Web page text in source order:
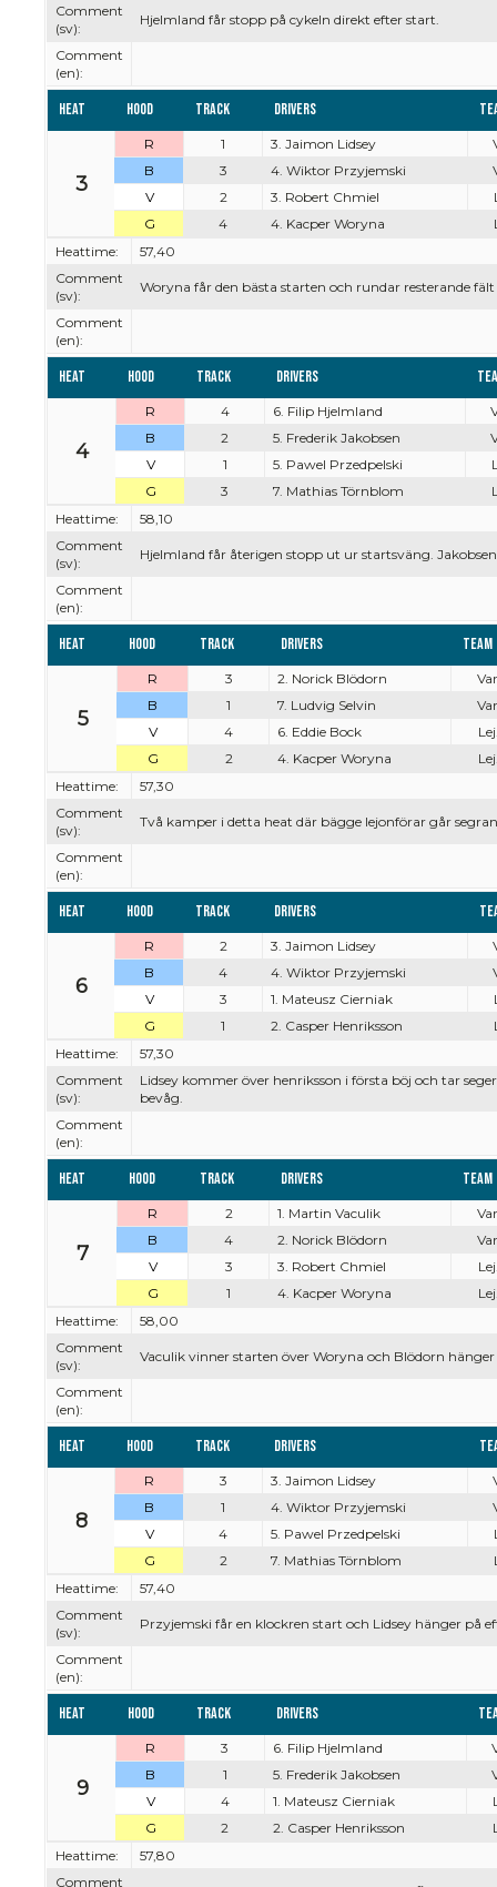
Comment
(sv):
Hjelmland får stopp på cykeln direkt efter start.
Comment
(en):
Heat Hood Track Drivers
3
R 1 3. Jaimon Lidsey
B
3 4. Wiktor Przyjemski
V
2 3. Robert Chmiel
G
4 4. Kacper Woryna
Heattime:
57,40
Comment
(sv):
Woryna får den bästa starten och rundar resterande
Comment
(en):
Heat Hood Track Drivers
4
R 4 6. Filip Hjelmland
B
2 5. Frederik Jakobsen
V
1 5. Pawel Przedpelski
G
3 7. Mathias Törnblom
Heattime:
58,10
Comment
(sv):
Hjelmland får återigen stopp ut ur startsväng.
Comment
(en):
Heat Hood Track Drivers Team
5
R 3 2. Norick Blödorn
B
1 7. Ludvig Selvin
V
4 6. Eddie Bock
G
2 4. Kacper Woryna
Heattime:
57,30
Comment
(sv):
Två kamper i detta heat där bägge lejonförar går
Comment
(en):
Heat Hood Track Drivers
6
R 2 3. Jaimon Lidsey
B
4 4. Wiktor Przyjemski
V
3 1. Mateusz Cierniak
G
1 2. Casper Henriksson
Heattime:
57,30
Comment
(sv):
Lidsey kommer över henriksson i första böj och tar
bevåg.
Comment
(en):
Heat Hood Track Drivers Team
7
R 2 1. Martin Vaculik
B
4 2. Norick Blödorn
V
3 3. Robert Chmiel
G
1 4. Kacper Woryna
Heattime:
58,00
Comment
(sv):
Vaculik vinner starten över Woryna och Blödorn
Comment
(en):
Heat Hood Track Drivers
8
R 3 3. Jaimon Lidsey
B
1 4. Wiktor Przyjemski
V
4 5. Pawel Przedpelski
G
2 7. Mathias Törnblom
Heattime:
57,40
Comment
(sv):
Przyjemski får en klockren start och Lidsey hänger på
Comment
(en):
Heat Hood Track Drivers
9
R 3 6. Filip Hjelmland
B
1 5. Frederik Jakobsen
V
4 1. Mateusz Cierniak
G
2 2. Casper Henriksson
Heattime:
57,80
Comment